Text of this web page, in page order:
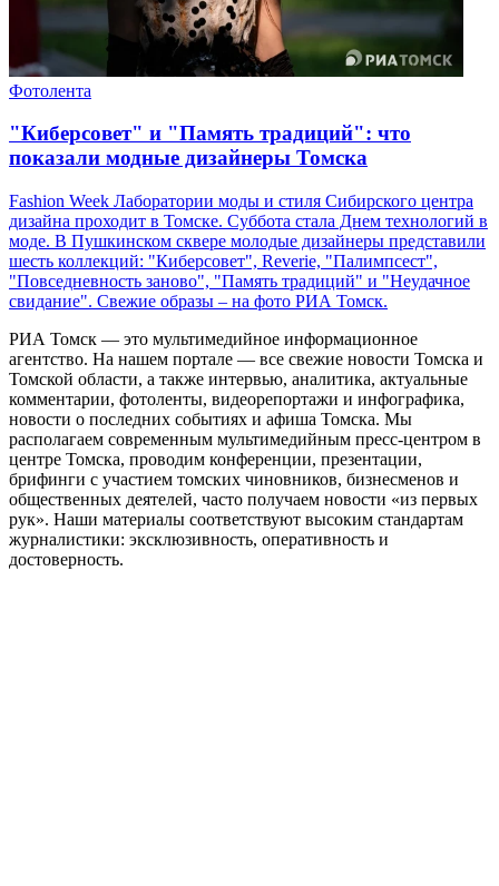
Фотолента
"Киберсовет" и "Память традиций": что
показали модные дизайнеры Томска
Fashion Week Лаборатории моды и стиля Сибирского центра
дизайна проходит в Томске. Суббота стала Днем технологий в
моде. В Пушкинском сквере молодые дизайнеры представили
шесть коллекций: "Киберсовет", Reverie, "Палимпсест",
"Повседневность заново", "Память традиций" и "Неудачное
свидание". Свежие образы – на фото РИА Томск.
РИА Томск — это мультимедийное информационное
агентство. На нашем портале — все свежие новости Томска и
Томской области, а также интервью, аналитика, актуальные
комментарии, фотоленты, видеорепортажи и инфографика,
новости о последних событиях и афиша Томска. Мы
располагаем современным мультимедийным пресс-центром в
центре Томска, проводим конференции, презентации,
брифинги с участием томских чиновников, бизнесменов и
общественных деятелей, часто получаем новости «из первых
рук». Наши материалы соответствуют высоким стандартам
журналистики: эксклюзивность, оперативность и
достоверность.